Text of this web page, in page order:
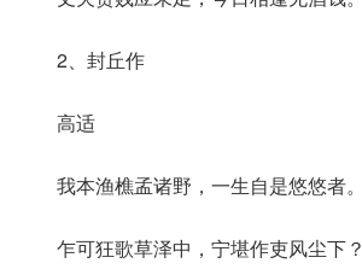
2、封丘作
高适
我本渔樵孟诸野，一生自是悠悠者。
乍可狂歌草泽中，宁堪作吏风尘下？